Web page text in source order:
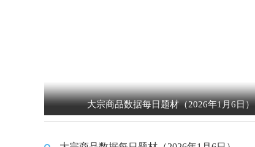
大宗商品数据每日题材（2026年1月6日）​